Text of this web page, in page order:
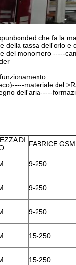
che fa la
della tassa dell'orlo
del monomero -----
materiale del
dell'aria-----
DI FABRICE GSM
9-250
9-250
9-250
15-250
15-250